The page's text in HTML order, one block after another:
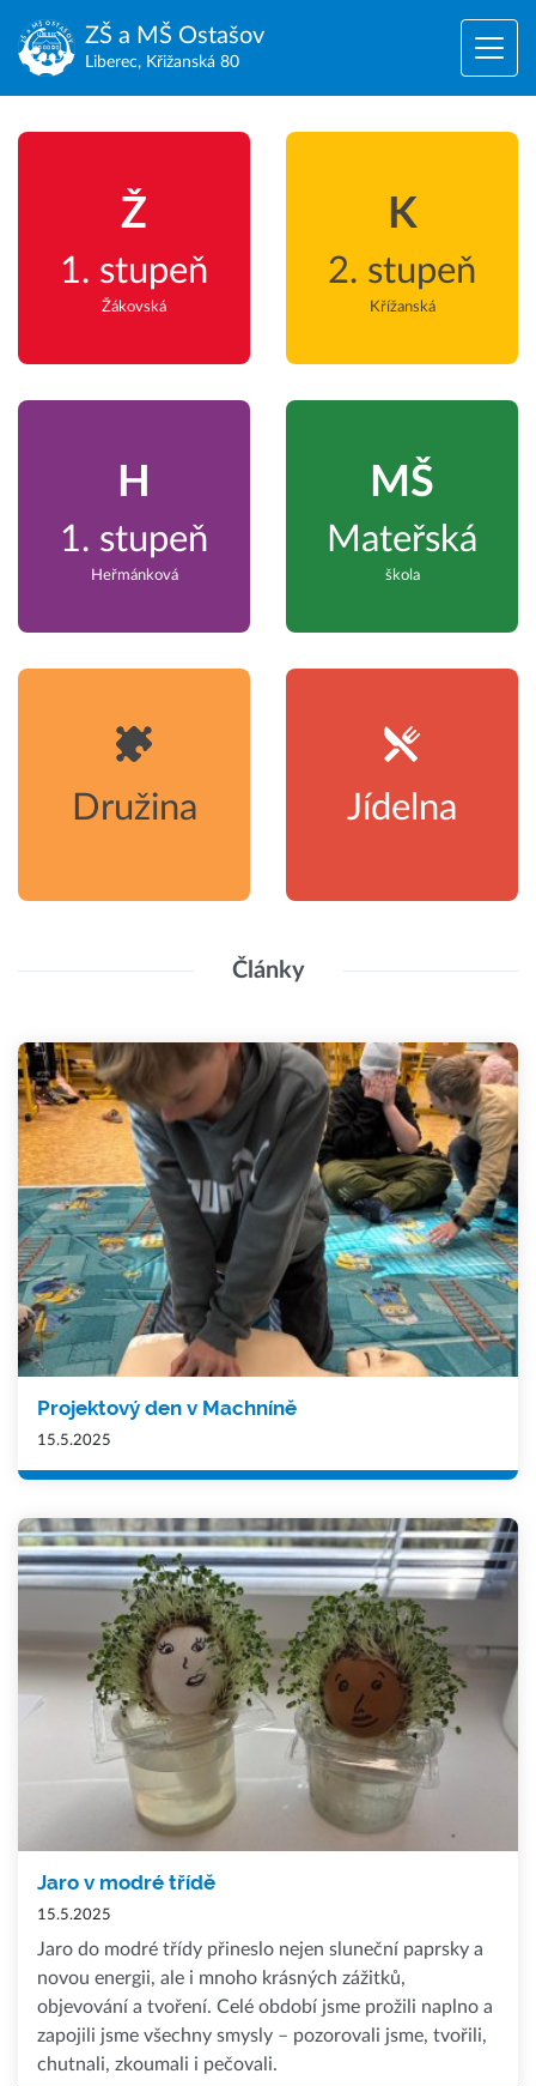
ZŠ a MŠ Ostašov
Liberec, Křižanská 80
Ž
1. stupeň
Žákovská
K
2. stupeň
Křížanská
H
1. stupeň
Heřmánková
MŠ
Mateřská
škola
Družina Jídelna
Články
Projektový den v Machníně
15.5.2025
Jaro v modré třídě
15.5.2025
Jaro do modré třídy přineslo nejen sluneční paprsky a
novou energii, ale i mnoho krásných zážitků,
objevování a tvoření. Celé období jsme prožili naplno a
zapojili jsme všechny smysly – pozorovali jsme, tvořili,
chutnali, zkoumali i pečovali.